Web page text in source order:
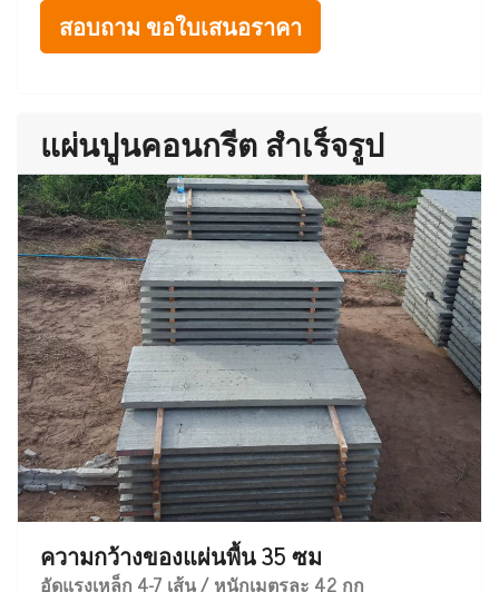
สอบถาม ขอใบเสนอราคา
แผ่นปูนคอนกรีต สำเร็จรูป
ความกว้างของแผ่นพื้น 35 ซม
อัดแรงเหล็ก 4-7 เส้น / หนักเมตรละ 42 กก